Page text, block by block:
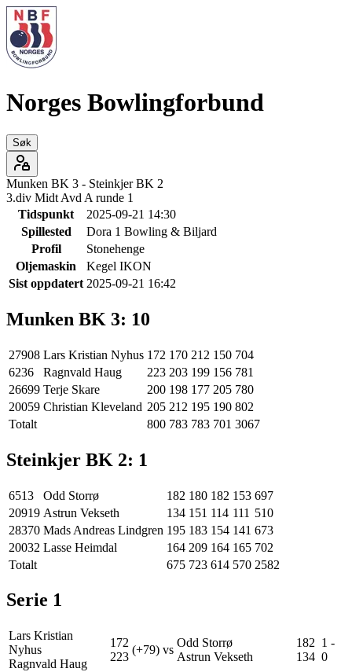
Norges Bowlingforbund
Søk
Munken BK 3 - Steinkjer BK 2
3.div Midt Avd A runde 1
Tidspunkt
2025-09-21 14:30
Spillested
Dora 1 Bowling & Biljard
Profil
Stonehenge
Oljemaskin
Kegel IKON
Sist oppdatert 2025-09-21 16:42
Munken BK 3: 10
27908 Lars Kristian Nyhus 172 170 212 150 704
6236
Ragnvald Haug 223 203 199 156 781
26699 Terje Skare 200 198 177 205 780
20059 Christian Kleveland 205 212 195 190 802
Totalt
800 783 783 701 3067
Steinkjer BK 2: 1
6513 Odd Storrø 182 180 182 153 697
20919 Astrun Vekseth 134 151 114 111 510
28370 Mads Andreas Lindgren 195 183 154 141 673
20032 Lasse Heimdal 164 209 164 165 702
Totalt
675 723 614 570 2582
Serie 1
Lars Kristian
Nyhus
Ragnvald Haug
172
223
(+79) vs
Odd Storrø
Astrun Vekseth
182
134
1 -
0